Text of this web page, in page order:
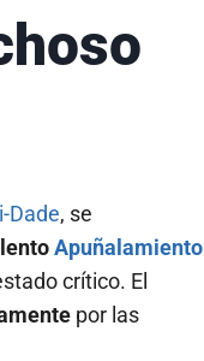
Dade, se
Apuñalamiento
crítico. El
por las